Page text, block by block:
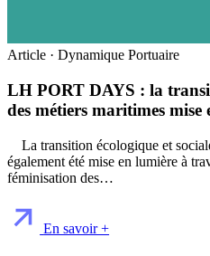
Article · Dynamique Portuaire
LH PORT DAYS : la
des métiers maritimes mise
La transition écologique et
également été mise en lumière à
féminisation des…
En savoir +